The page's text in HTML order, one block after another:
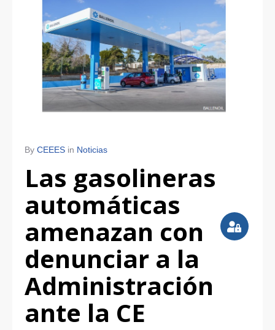
By CEEES in Noticias
Las gasolineras
automáticas
amenazan con
denunciar a la
Administración
ante la CE